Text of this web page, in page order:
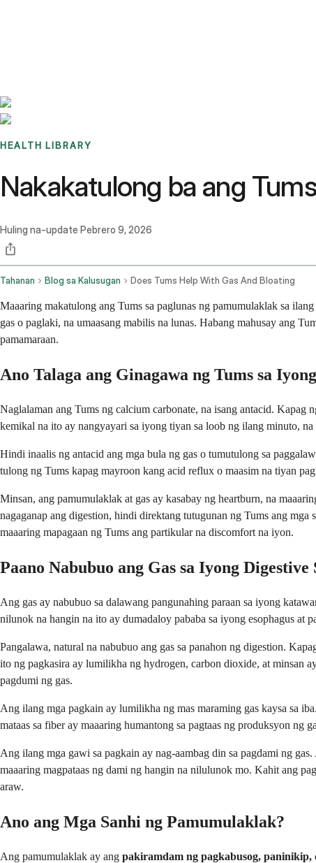
HEALTH LIBRARY
Nakakatulong ba ang
Huling na-update Pebrero 9, 2026
Tahanan Blog sa Kalusugan Does Tums Help With Gas And Bloating
Maaaring makatulong ang Tums sa paglunas ng pamumulaklak sa
gas o paglaki, na umaasang mabilis na lunas. Habang mahusay ang
pamamaraan.
Ano Talaga ang Ginagawa ng Tums sa
Naglalaman ang Tums ng calcium carbonate, na isang antacid. Kapag
kemikal na ito ay nangyayari sa iyong tiyan sa loob ng ilang minuto,
Hindi inaalis ng antacid ang mga bula ng gas o tumutulong sa
tulong ng Tums kapag mayroon kang acid reflux o maasim na tiyan
Minsan, ang pamumulaklak at gas ay kasabay ng heartburn, na
nagaganap ang digestion, hindi direktang tutugunan ng Tums ang
maaaring mapagaan ng Tums ang partikular na discomfort na iyon.
Paano Nabubuo ang Gas sa Iyong Digestive
Ang gas ay nabubuo sa dalawang pangunahing paraan sa iyong
nilunok na hangin na ito ay dumadaloy pababa sa iyong esophagus at
Pangalawa, natural na nabubuo ang gas sa panahon ng digestion.
ito ng pagkasira ay lumilikha ng hydrogen, carbon dioxide, at minsan
pagdumi ng gas.
Ang ilang mga pagkain ay lumilikha ng mas maraming gas kaysa sa
mataas sa fiber ay maaaring humantong sa pagtaas ng produksyon ng
Ang ilang mga gawi sa pagkain ay nag-aambag din sa pagdami ng
maaaring magpataas ng dami ng hangin na nilulunok mo. Kahit ang
araw.
Ano ang Mga Sanhi ng Pamumulaklak?
Ang pamumulaklak ay ang pakiramdam ng pagkabusog, paninikip,